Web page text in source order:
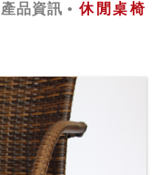
產品資訊 休閒桌椅